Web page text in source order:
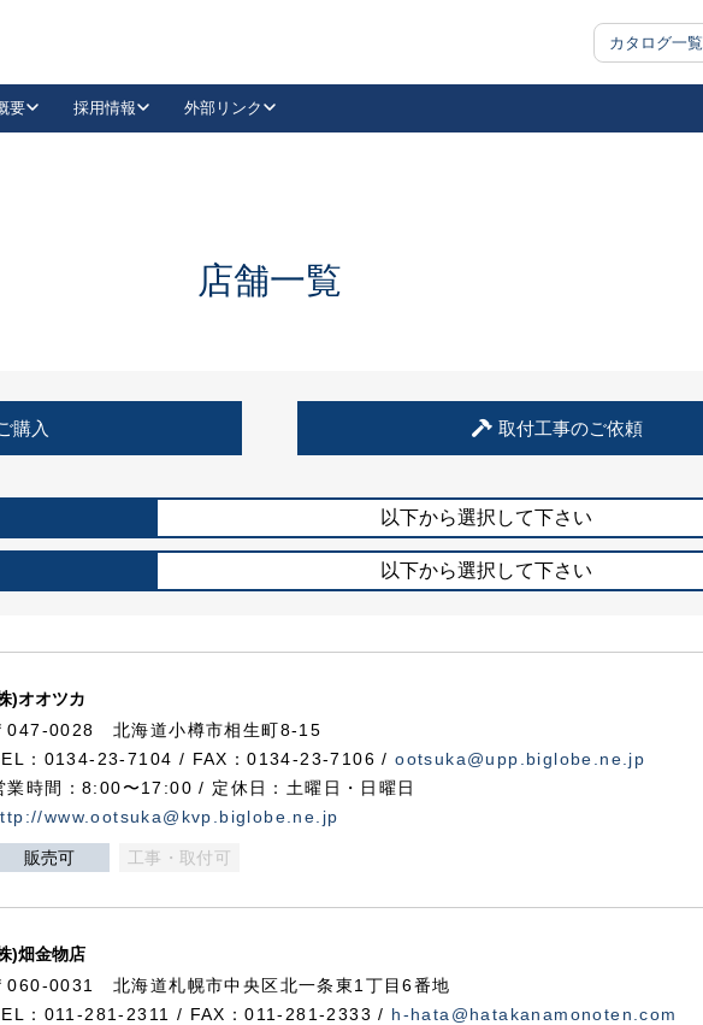
カタログ一覧
抗ウイルス・抗菌製品
要 採用情報 外部リンク
LinkedIn
住宅使用部材標準化推進協議会
店舗一覧
購入 取付工事のご依頼
以下から選択して下さい
以下から選択して下さい
)オオツカ
047-0028 北海道小樽市相生町8-15
：0134-23-7104 / FAX：0134-23-7106 /ootsuka@upp.biglobe.ne.jp
業時間：8:00〜17:00 / 定休日：土曜日・日曜日
www.ootsuka@kvp.biglobe.ne.jp
販売可 工事・取付可
)畑金物店
060-0031 北海道札幌市中央区北一条東1丁目6番地
：011-281-2311 / FAX：011-281-2333 / h-hata@hatakanamonoten.com